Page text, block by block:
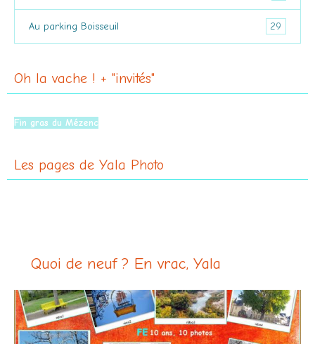
Au parking Boisseuil 29
Oh la vache ! + "invités"
Fin gras du Mézenc
Les pages de Yala Photo
Quoi de neuf ? En vrac, Yala